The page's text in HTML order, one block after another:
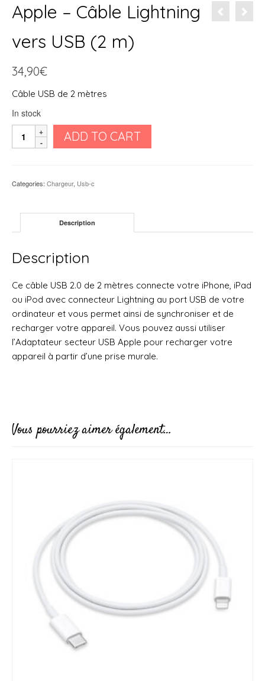
Apple – Câble Lightning
vers USB (2 m)
34,90€
Câble USB de 2 mètres
In stock
USB
m)
ADD TO CART
Categories: Chargeur, Usb-c
Description
Description
Ce câble USB 2.0 de 2 mètres connecte votre iPhone, iPad
ou iPod avec connecteur Lightning au port USB de votre
ordinateur et vous permet ainsi de synchroniser et de
recharger votre appareil. Vous pouvez aussi utiliser
l’Adaptateur secteur USB Apple pour recharger votre
appareil à partir d’une prise murale.
Vous pourriez aimer également…